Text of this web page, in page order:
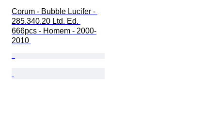
Corum - Bubble Lucifer -
285.340.20 Ltd. Ed.
666pcs - Homem - 2000-
2010